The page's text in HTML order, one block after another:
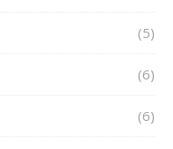
(5)
(6)
(6)